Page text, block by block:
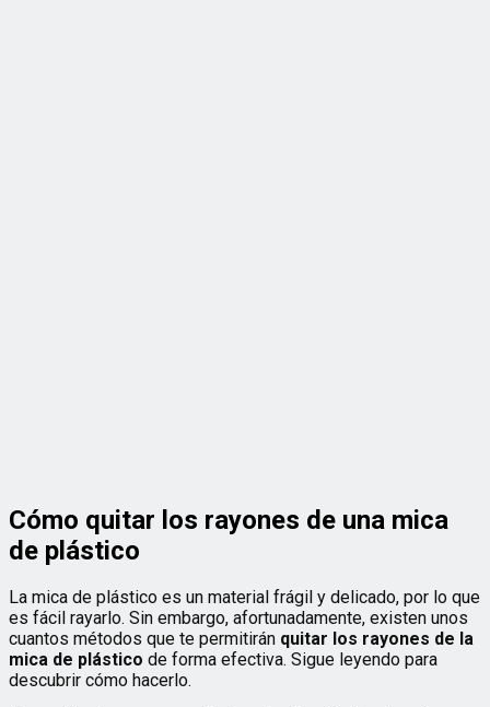
Cómo quitar los rayones de una mica
de plástico
La mica de plástico es un material frágil y delicado, por lo que
es fácil rayarlo. Sin embargo, afortunadamente, existen unos
cuantos métodos que te permitirán quitar los rayones de la
mica de plástico de forma efectiva. Sigue leyendo para
descubrir cómo hacerlo.